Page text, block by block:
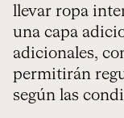
llevar ropa
una capa
adicionales,
permitirán
según las